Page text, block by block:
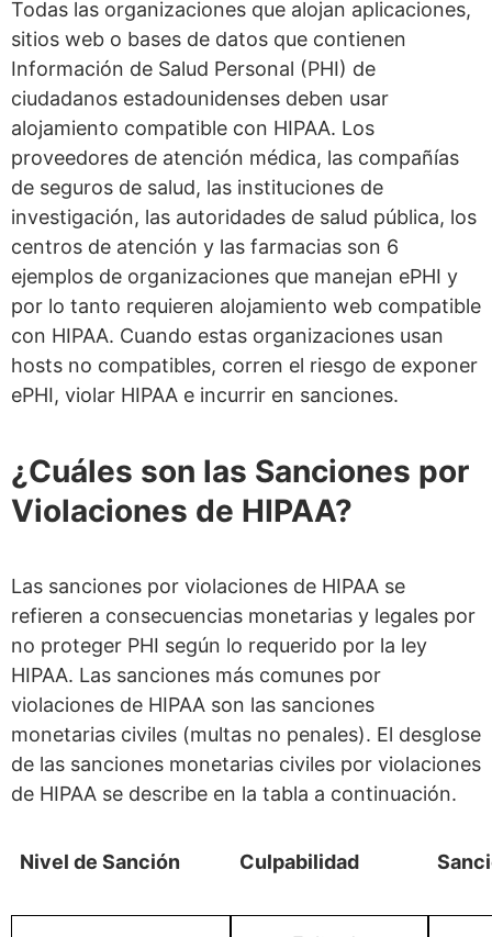
Todas las organizaciones que alojan aplicaciones,
sitios web o bases de datos que contienen
Información de Salud Personal (PHI) de
ciudadanos estadounidenses deben usar
alojamiento compatible con HIPAA. Los
proveedores de atención médica, las compañías
de seguros de salud, las instituciones de
investigación, las autoridades de salud pública, los
centros de atención y las farmacias son 6
ejemplos de organizaciones que manejan ePHI y
por lo tanto requieren alojamiento web compatible
con HIPAA. Cuando estas organizaciones usan
hosts no compatibles, corren el riesgo de exponer
ePHI, violar HIPAA e incurrir en sanciones.
¿Cuáles son las Sanciones por
Violaciones de HIPAA?
Las sanciones por violaciones de HIPAA se
refieren a consecuencias monetarias y legales por
no proteger PHI según lo requerido por la ley
HIPAA. Las sanciones más comunes por
violaciones de HIPAA son las sanciones
monetarias civiles (multas no penales). El desglose
de las sanciones monetarias civiles por violaciones
de HIPAA se describe en la tabla a continuación.
Nivel de Sanción Culpabilidad